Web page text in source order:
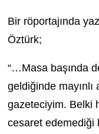
Bir röportajında
Öztürk;
“…Masa başında
geldiğinde
gazeteciyim. Belki
cesaret edemediği